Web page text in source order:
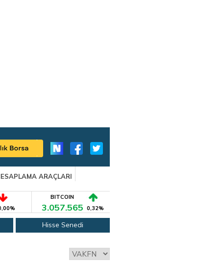
ARAÇLARI
BITCOIN
3.057.565 0,32%
Hisse Senedi